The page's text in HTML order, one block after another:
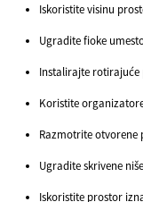
Iskoristite visinu
Ugradite fioke
Instalirajte
Koristite
Razmotrite otvorene
Ugradite skrivene
Iskoristite prostor